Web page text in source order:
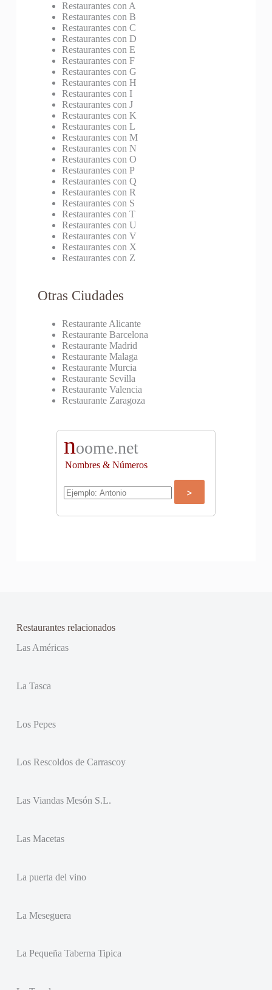
Restaurantes con A
Restaurantes con B
Restaurantes con C
Restaurantes con D
Restaurantes con E
Restaurantes con F
Restaurantes con G
Restaurantes con H
Restaurantes con I
Restaurantes con J
Restaurantes con K
Restaurantes con L
Restaurantes con M
Restaurantes con N
Restaurantes con O
Restaurantes con P
Restaurantes con Q
Restaurantes con R
Restaurantes con S
Restaurantes con T
Restaurantes con U
Restaurantes con V
Restaurantes con X
Restaurantes con Z
Otras Ciudades
Restaurante Alicante
Restaurante Barcelona
Restaurante Madrid
Restaurante Malaga
Restaurante Murcia
Restaurante Sevilla
Restaurante Valencia
Restaurante Zaragoza
noome.net
Nombres & Números
Restaurantes relacionados
Las Américas
La Tasca
Los Pepes
Los Rescoldos de Carrascoy
Las Viandas Mesón S.L.
Las Macetas
La puerta del vino
La Meseguera
La Pequeña Taberna Tipica